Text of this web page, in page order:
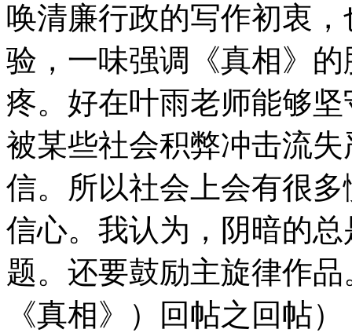
唤清廉行政的写作初衷
验，一味强调《真相》
疼。好在叶雨老师能够
被某些社会积弊冲击流
信。所以社会上会有很
信心。我认为，阴暗的
题。还要鼓励主旋律作
《真相》）回帖之回帖）